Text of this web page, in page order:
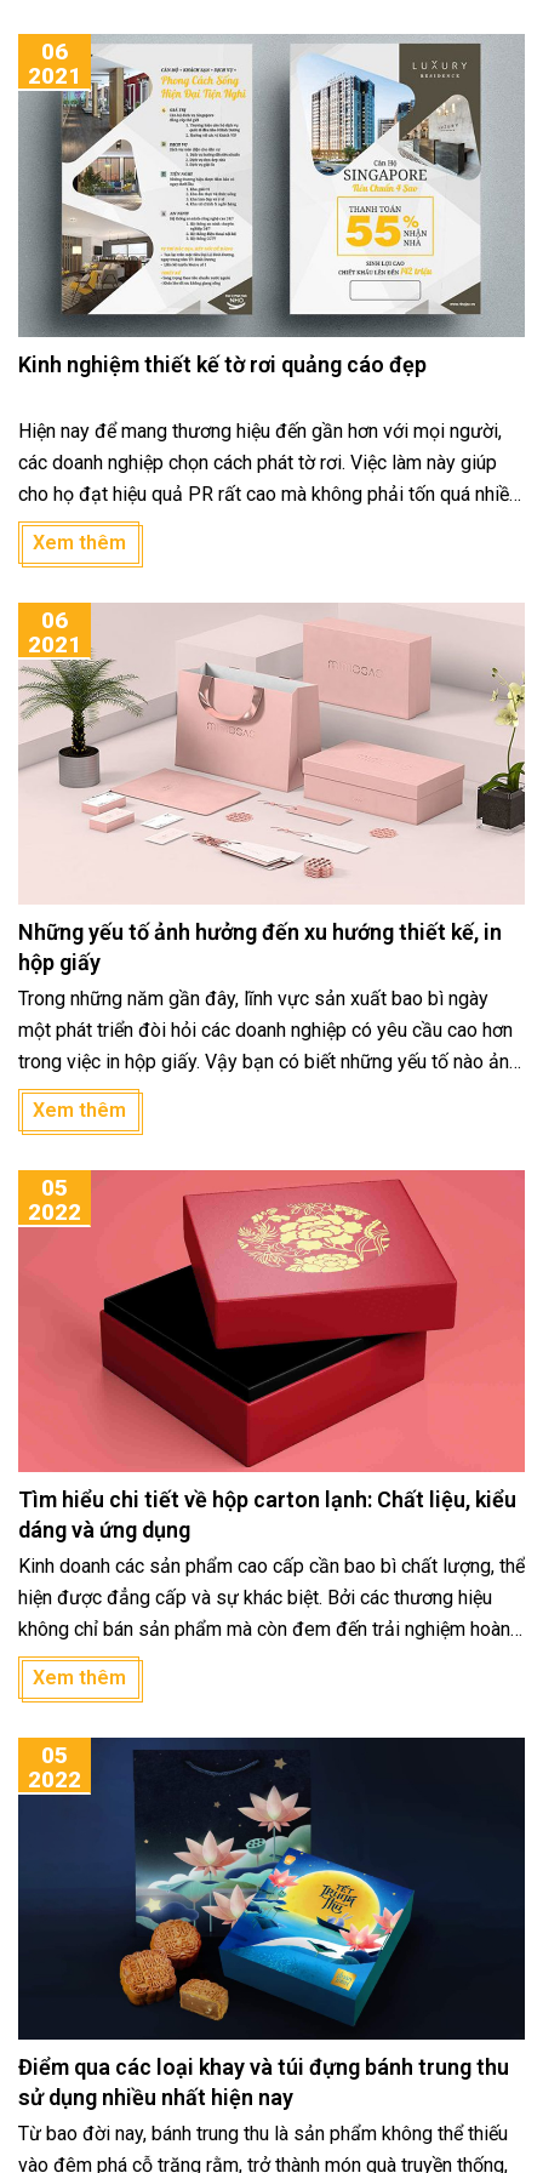
Kinh nghiệm thiết kế tờ rơi quảng cáo đẹp
Hiện nay để mang thương hiệu đến gần hơn với mọi người,
các doanh nghiệp chọn cách phát tờ rơi. Việc làm này giúp
cho họ đạt hiệu quả PR rất cao mà không phải tốn quá nhiều
chi phí. Do vậy nhu cầu về thiết kế cũng như in ấn tờ rơi trở
thành tâm điểm thu hút hơn bao giờ hết. Tuy nhiên thiết kế tờ
hợp với nhóm đối tượng khách hàng? Chắc hẳn đây vẫn là
câu hỏi đang chờ lời giải đáp.
Xem thêm
06
2021
Những yếu tố ảnh hưởng đến xu hướng thiết kế, in
hộp giấy
Trong những năm gần đây, lĩnh vực sản xuất bao bì ngày
một phát triển đòi hỏi các doanh nghiệp có yêu cầu cao hơn
trong việc in hộp giấy. Vậy bạn có biết những yếu tố nào ảnh
hưởng trực tiếp đến xu hướng thiết kế sản phẩm hay không?
Cùng tìm hiểu trong bài viết dưới đây ngay nhé!
Xem thêm
06
2021
Tìm hiểu chi tiết về hộp carton lạnh: Chất liệu, kiểu
dáng và ứng dụng
Kinh doanh các sản phẩm cao cấp cần bao bì chất lượng, thể
hiện được đẳng cấp và sự khác biệt. Bởi các thương hiệu
không chỉ bán sản phẩm mà còn đem đến trải nghiệm hoàn
hảo cho khách hàng mua hàng. Đó cũng là lý do các chất liệu
để làm hộp cao cấp được khách hàng quan tâm, tìm hiểu rất
ứng dụng trong nhiều ngành nghề khác nhau là hộp carton
lạnh. Cùng tìm hiểu chi tiết các thông tin về hộp carton lạnh
ngay trong bài viết dưới đây.
Xem thêm
05
2022
Điểm qua các loại khay và túi đựng bánh trung thu
sử dụng nhiều nhất hiện nay
Từ bao đời nay, bánh trung thu là sản phẩm không thể thiếu
vào đêm phá cỗ trăng rằm, trở thành món quà truyền thống,
05
2022